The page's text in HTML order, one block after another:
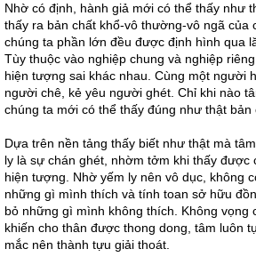
Nhờ có định, hành giả mới có thể thấy như
thấy ra bản chất khổ-vô thường-vô ngã của
chúng ta phần lớn đều được định hình qua
Tùy thuộc vào nghiệp chung và nghiệp
hiện tượng sai khác nhau. Cùng một người
người chê, kẻ yêu người ghét. Chỉ khi nào
chúng ta mới có thể thấy đúng như thật bản
Dựa trên nền tảng thấy biết như thật mà
ly là sự chán ghét, nhờm tởm khi thấy được
hiện tượng. Nhờ yếm ly nên vô dục, không
những gì mình thích và tính toan sở hữu
bỏ những gì mình không thích. Không vọng
khiến cho thân được thong dong, tâm luôn
mắc nên thành tựu giải thoát.